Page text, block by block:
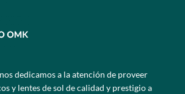
dedicamos a la atención de proveer
y lentes de sol de calidad y prestigio a